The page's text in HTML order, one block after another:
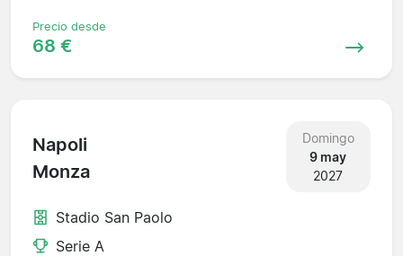
Precio desde
68 €
Napoli
Monza
Domingo
9 may
2027
Stadio San Paolo
Serie A